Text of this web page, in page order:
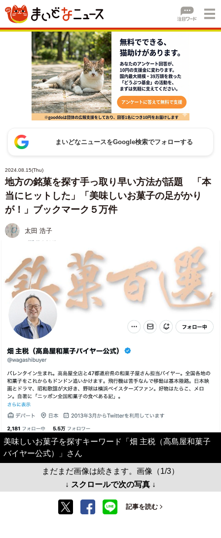
まいどなニュースをGoogle検索でフォローする
2024.08.15(Thu)
地方の銘菓を探す手っ取り早い方法が話題 「本
当にヒットした」「美味しいお菓子の足がかり
が！」ブックマーク５万件
太田 浩子
美味しいお菓子を探すキーワード「畑 主税（高島屋和菓子
バイヤー公式）」さん
まだまだ画像は続きます。画像（1/3）
↓ スクロールで次の写真 ↓
記事を読む